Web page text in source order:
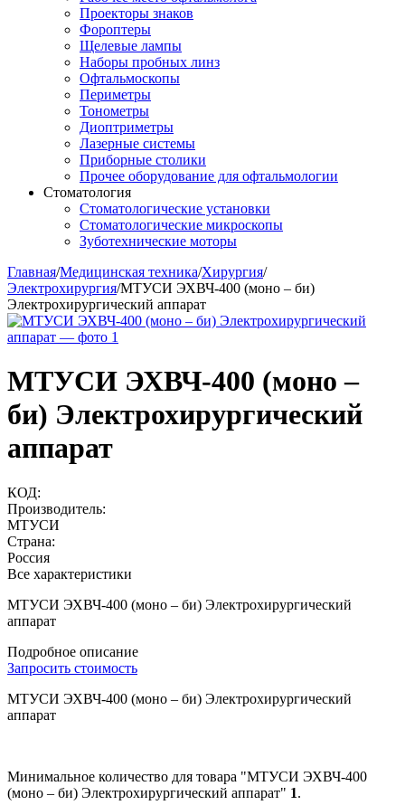
Проекторы знаков
Фороптеры
Щелевые лампы
Наборы пробных линз
Офтальмоскопы
Периметры
Тонометры
Диоптриметры
Лазерные системы
Приборные столики
Прочее оборудование для офтальмологии
Стоматология
Стоматологические установки
Стоматологические микроскопы
Зуботехнические моторы
Главная/Медицинская техника/Хирургия/
Электрохирургия/МТУСИ ЭХВЧ-400 (моно – би)
Электрохирургический аппарат
МТУСИ ЭХВЧ-400 (моно –
би) Электрохирургический
аппарат
КОД:
Производитель:
МТУСИ
Страна:
Россия
Все характеристики
МТУСИ ЭХВЧ-400 (моно – би) Электрохирургический
аппарат
Подробное описание
Запросить стоимость
МТУСИ ЭХВЧ-400 (моно – би) Электрохирургический
аппарат
Минимальное количество для товара "МТУСИ ЭХВЧ-400
(моно – би) Электрохирургический аппарат" 1.